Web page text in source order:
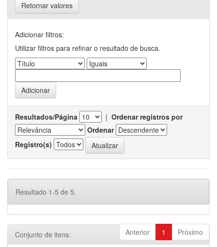
Retornar valores
Adicionar filtros:
Utilizar filtros para refinar o resultado de busca.
Resultados/Página | Ordenar registros por
Ordenar
Registro(s)
Resultado 1-5 de 5.
Anterior 1 Próximo
Conjunto de itens: